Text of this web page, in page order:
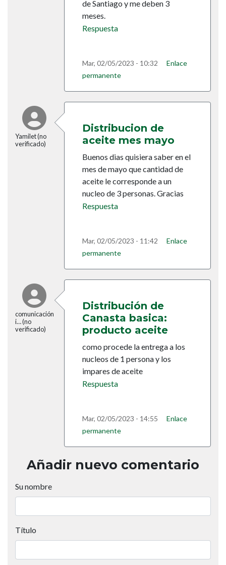
de Santiago y me deben 3
meses.
Respuesta
Mar, 02/05/2023 - 10:32
Enlace
permanente
Yamilet (no
verificado)
Distribucion de
aceite mes mayo
Buenos dias quisiera saber en el
mes de mayo que cantidad de
aceite le corresponde a un
nucleo de 3 personas. Gracias
Respuesta
Mar, 02/05/2023 - 11:42
Enlace
permanente
comunicación
i… (no
verificado)
Distribución de
Canasta basica:
producto aceite
como procede la entrega a los
nucleos de 1 persona y los
impares de aceite
Respuesta
Mar, 02/05/2023 - 14:55
Enlace
permanente
Añadir nuevo comentario
Su nombre
Título